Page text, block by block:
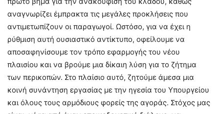
αναγνωρίζει έμπρακτα τις μεγάλες προκλήσεις που
αντιμετωπίζουν οι παραγωγοί. Ωστόσο, για να έχει η
ρύθμιση αυτή ουσιαστικό αντίκτυπο, οφείλουμε να
αποσαφηνίσουμε τον τρόπο εφαρμογής του νέου
πλαισίου και να βρούμε μια δίκαιη λύση για το ζήτημα
των περικοπών. Στο πλαίσιο αυτό, ζητούμε άμεσα μια
κοινή συνάντηση εργασίας με την ηγεσία του Υπουργείου
και όλους τους αρμόδιους φορείς της αγοράς. Στόχος μας